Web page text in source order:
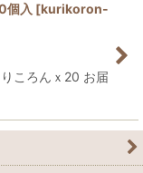
個入 [kurikoron-
ころんｘ20 お届